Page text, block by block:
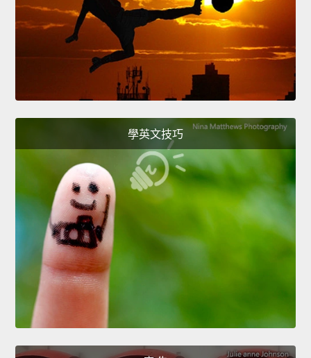
學英文技巧